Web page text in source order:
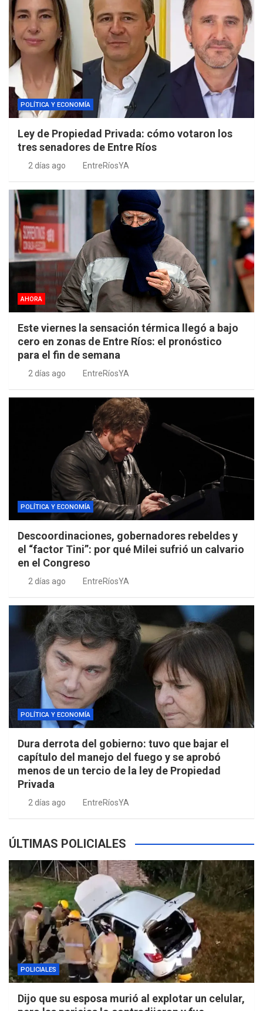
POLÍTICA Y ECONOMÍA
Ley de Propiedad Privada: cómo votaron los
tres senadores de Entre Ríos
2 días ago EntreRíosYA
AHORA
Este viernes la sensación térmica llegó a bajo
cero en zonas de Entre Ríos: el pronóstico
para el fin de semana
2 días ago EntreRíosYA
POLÍTICA Y ECONOMÍA
Descoordinaciones, gobernadores rebeldes y
el “factor Tini”: por qué Milei sufrió un calvario
en el Congreso
2 días ago EntreRíosYA
POLÍTICA Y ECONOMÍA
Dura derrota del gobierno: tuvo que bajar el
capítulo del manejo del fuego y se aprobó
menos de un tercio de la ley de Propiedad
Privada
2 días ago EntreRíosYA
ÚLTIMAS POLICIALES
POLICIALES
Dijo que su esposa murió al explotar un celular,